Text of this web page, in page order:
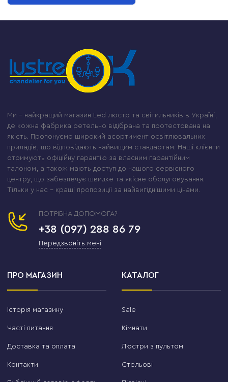
Ми – найкращий магазин Led люстр та світильників в Україні,
де кожна фабрика ретельно відібрана та протестована на
якість. Пропонуємо широкий асортимент освітлювальних
приладів, що відповідають найвищим стандартам. Наші клієнти
отримують офіційну гарантію за власним гарантійним
талоном, а також мають доступ до нашого сервісного
центру, що забезпечує швидке та якісне обслуговування.
Тільки у нас – кращі пропозиції за найвигіднішими цінами.
ПОТРІБНА ДОПОМОГА?
+38 (097) 288 86 79
Передзвоніть мені
ПРО МАГАЗИН
Історія магазину
Часті питання
Доставка та оплата
Контакти
КАТАЛОГ
Sale
Кімнати
Люстри з пультом
Стельові